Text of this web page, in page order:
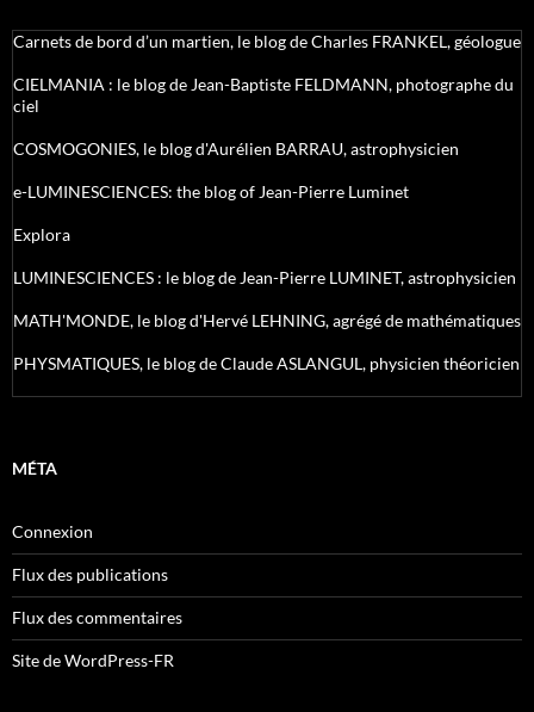
Carnets de bord d’un martien, le blog de Charles FRANKEL, géologue
CIELMANIA : le blog de Jean-Baptiste FELDMANN, photographe du
ciel
COSMOGONIES, le blog d'Aurélien BARRAU, astrophysicien
e-LUMINESCIENCES: the blog of Jean-Pierre Luminet
Explora
LUMINESCIENCES : le blog de Jean-Pierre LUMINET, astrophysicien
MATH'MONDE, le blog d'Hervé LEHNING, agrégé de mathématiques
PHYSMATIQUES, le blog de Claude ASLANGUL, physicien théoricien
MÉTA
Connexion
Flux des publications
Flux des commentaires
Site de WordPress-FR